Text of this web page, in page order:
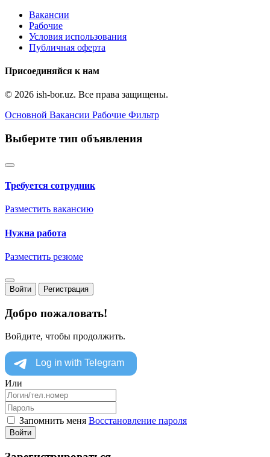
Вакансии
Рабочие
Условия использования
Публичная оферта
Присоединяйся к нам
© 2026 ish-bor.uz. Все права защищены.
Основной Вакансии Рабочие Фильтр
Выберите тип объявления
Требуется сотрудник
Разместить вакансию
Нужна работа
Разместить резюме
Войти Регистрация
Добро пожаловать!
Войдите, чтобы продолжить.
Или
Запомнить меня Восстановление пароля
Войти